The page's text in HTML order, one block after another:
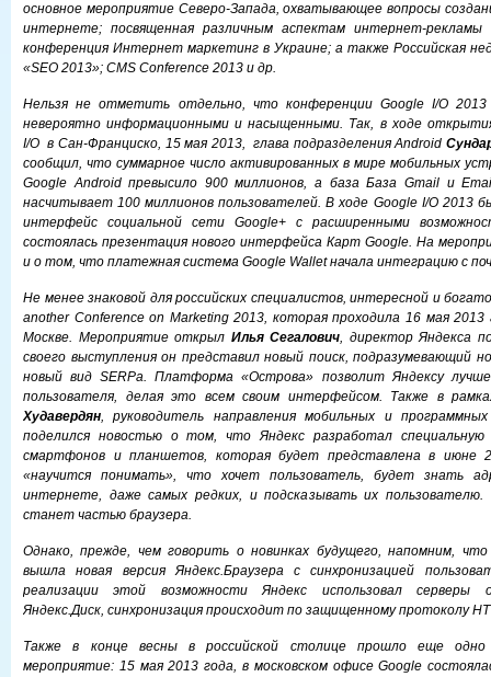
основное мероприятие Северо-Запада, охватывающее вопросы
интернете; посвященная различным аспектам интернет-
конференция Интернет маркетинг в Украине; а также Российская
«SEO 2013»; CMS Сonference 2013 и др.
Нельзя не отметить отдельно, что конференции Google I/O
невероятно информационными и насыщенными. Так, в ходе
I/O в Сан-Франциско, 15 мая 2013, глава подразделения Android
сообщил, что суммарное число активированных в мире мобильных
Google Android превысило 900 миллионов, а база База Gmail и
насчитывает 100 миллионов пользователей. В ходе Google I/O 2013
интерфейс социальной сети Google+ с расширенными
состоялась презентация нового интерфейса Карт Google. На
и о том, что платежная система Google Wallet начала интеграцию с
Не менее знаковой для российских специалистов, интересной и
another Conference on Marketing 2013, которая проходила 16 мая
Москве. Мероприятие открыл Илья Сегалович, директор Яндекса
своего выступления он представил новый поиск, подразумевающий
новый вид SERPа. Платформа «Острова» позволит Яндексу
пользователя, делая это всем своим интерфейсом. Также в
Худавердян, руководитель направления мобильных и
поделился новостью о том, что Яндекс разработал специальную
смартфонов и планшетов, которая будет представлена в июне
«научится понимать», что хочет пользователь, будет знать
интернете, даже самых редких, и подсказывать их пользователю.
станет частью браузера.
Однако, прежде, чем говорить о новинках будущего, напомним,
вышла новая версия Яндекс.Браузера с синхронизацией
реализации этой возможности Яндекс использовал серверы
Яндекс.Диск, синхронизация происходит по защищенному протоколу
Также в конце весны в российской столице прошло еще одно
мероприятие: 15 мая 2013 года, в московском офисе Google